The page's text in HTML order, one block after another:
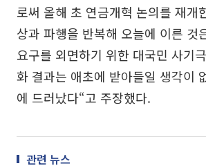
로써 올해 초 연금개혁 논의를 재개
상과 파행을 반복해 오늘에 이른 것
요구를 외면하기 위한 대국민 사기
화 결과는 애초에 받아들일 생각이
에 드러났다“고 주장했다.
관련 뉴스